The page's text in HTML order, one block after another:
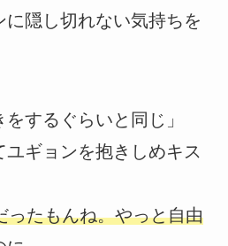
隠し切れない気持ちを
をするぐらいと同じ」
ギョンを抱きしめキス
ったもんね。やっと自由